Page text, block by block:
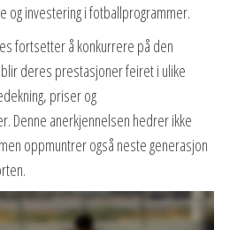
og investering i fotballprogrammer.
fortsetter å konkurrere på den
deres prestasjoner feiret i ulike
priser og
Denne anerkjennelsen hedrer ikke
oppmuntrer også neste generasjon